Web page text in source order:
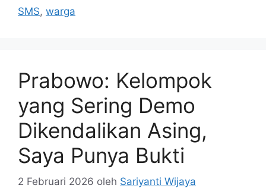
SMS, warga
Prabowo: Kelompok
yang Sering Demo
Dikendalikan Asing,
Saya Punya Bukti
2 Februari 2026 oleh Sariyanti Wijaya